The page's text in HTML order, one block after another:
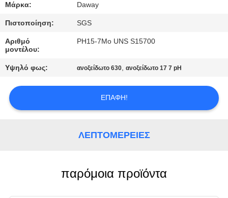
ΜΑΣ
ΕΛΆΤΕ
ΣΕ
ΕΠΑΦΉ
ΖΗΤΉΣΤΕ
SITEMAP
Μάρκα: Daway
Πιστοποίηση: SGS
Αριθμό
μοντέλου:
PH15-7Mo UNS S15700
Υψηλό φως: ανοξείδωτο 630,ανοξείδωτο 17 7 pH
ΕΠΑΦΉ!
ΛΕΠΤΟΜΈΡΕΙΕΣ
παρόμοια προϊόντα